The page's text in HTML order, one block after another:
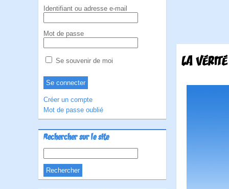
Identifiant ou adresse e-mail
Mot de passe
Se souvenir de moi
Créer un compte
Mot de passe oublié
Rechercher sur le site
LA